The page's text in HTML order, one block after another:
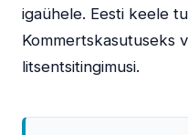
igaühele. Eesti keele
Kommertskasutuseks
litsentsitingimusi.